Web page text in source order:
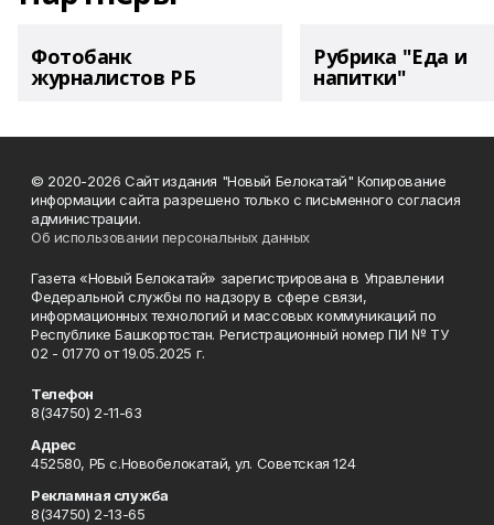
Фотобанк
журналистов РБ
Рубрика "Еда и
напитки"
© 2020-2026 Сайт издания "Новый Белокатай" Копирование
информации сайта разрешено только с письменного согласия
администрации.
Об использовании персональных данных
Газета «Новый Белокатай» зарегистрирована в Управлении
Федеральной службы по надзору в сфере связи,
информационных технологий и массовых коммуникаций по
Республике Башкортостан. Регистрационный номер ПИ № ТУ
02 - 01770 от 19.05.2025 г.
Телефон
8(34750) 2-11-63
Адрес
452580, РБ с.Новобелокатай, ул. Советская 124
Рекламная служба
8(34750) 2-13-65